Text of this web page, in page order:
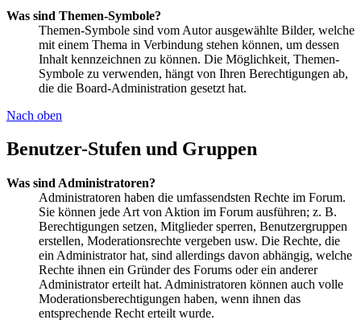
Was sind Themen-Symbole?
Themen-Symbole sind vom Autor ausgewählte Bilder, welche
mit einem Thema in Verbindung stehen können, um dessen
Inhalt kennzeichnen zu können. Die Möglichkeit, Themen-
Symbole zu verwenden, hängt von Ihren Berechtigungen ab,
die die Board-Administration gesetzt hat.
Nach oben
Benutzer-Stufen und Gruppen
Was sind Administratoren?
Administratoren haben die umfassendsten Rechte im Forum.
Sie können jede Art von Aktion im Forum ausführen; z. B.
Berechtigungen setzen, Mitglieder sperren, Benutzergruppen
erstellen, Moderationsrechte vergeben usw. Die Rechte, die
ein Administrator hat, sind allerdings davon abhängig, welche
Rechte ihnen ein Gründer des Forums oder ein anderer
Administrator erteilt hat. Administratoren können auch volle
Moderationsberechtigungen haben, wenn ihnen das
entsprechende Recht erteilt wurde.